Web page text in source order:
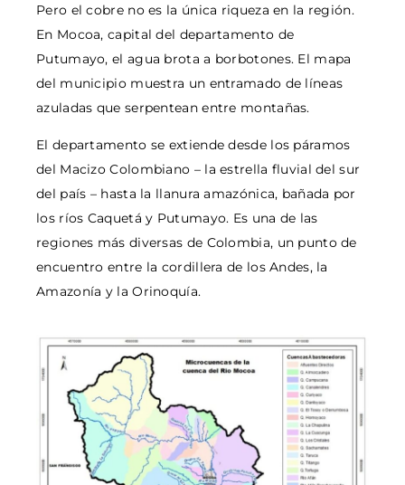
Pero el cobre no es la única riqueza en la región.
En Mocoa, capital del departamento de
Putumayo, el agua brota a borbotones. El mapa
del municipio muestra un entramado de líneas
azuladas que serpentean entre montañas.
El departamento se extiende desde los páramos
del Macizo Colombiano – la estrella fluvial del sur
del país – hasta la llanura amazónica, bañada por
los ríos Caquetá y Putumayo. Es una de las
regiones más diversas de Colombia, un punto de
encuentro entre la cordillera de los Andes, la
Amazonía y la Orinoquía.